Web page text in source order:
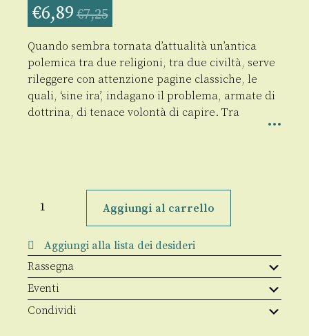
€6,89 €7,25
Quando sembra tornata d’attualità un’antica
polemica tra due religioni, tra due civiltà, serve
rileggere con attenzione pagine classiche, le
quali, ‘sine ira’, indagano il problema, armate di
dottrina, di tenace volontà di capire. Tra
Aggiungi al carrello
Aggiungi alla lista dei desideri
Rassegna
Eventi
Condividi